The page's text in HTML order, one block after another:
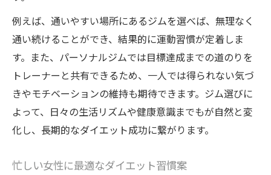
例えば、通いやすい場所にあるジムを選べば、無理なく
通い続けることができ、結果的に運動習慣が定着しま
す。また、パーソナルジムでは目標達成までの道のりを
トレーナーと共有できるため、一人では得られない気づ
きやモチベーションの維持も期待できます。ジム選びに
よって、日々の生活リズムや健康意識までもが自然と変
化し、長期的なダイエット成功に繋がります。
忙しい女性に最適なダイエット習慣案